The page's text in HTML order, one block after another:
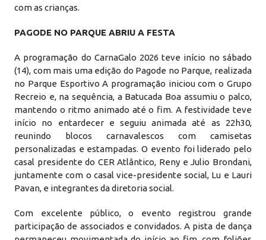
com as crianças.
PAGODE NO PARQUE ABRIU A FESTA
A programação do CarnaGalo 2026 teve início no sábado
(14), com mais uma edição do Pagode no Parque, realizada
no Parque Esportivo A programação iniciou com o Grupo
Recreio e, na sequência, a Batucada Boa assumiu o palco,
mantendo o ritmo animado até o fim. A festividade teve
início no entardecer e seguiu animada até as 22h30,
reunindo blocos carnavalescos com camisetas
personalizadas e estampadas. O evento foi liderado pelo
casal presidente do CER Atlântico, Reny e Julio Brondani,
juntamente com o casal vice-presidente social, Lu e Lauri
Pavan, e integrantes da diretoria social.
Com excelente público, o evento registrou grande
participação de associados e convidados. A pista de dança